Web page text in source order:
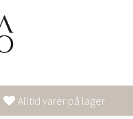
Alltid varer på lager